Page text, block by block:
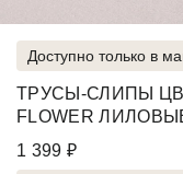
Доступно только в
ТРУСЫ-СЛИПЫ
FLOWER
1 399 ₽